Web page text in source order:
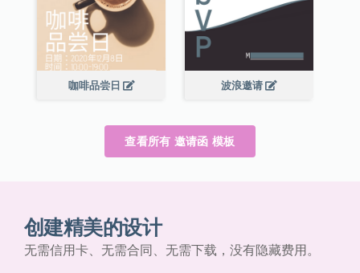
咖啡品尝日 波浪邀请
查看所有 邀请函 模板
创建精美的设计
无需信用卡、无需合同、无需下载，没有隐藏费用。